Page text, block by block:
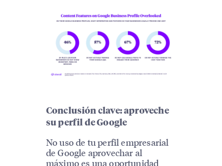
Conclusión clave: aproveche
su perfil de Google
No uso de tu perfil empresarial
de Google aprovechar al
máximo es una oportunidad